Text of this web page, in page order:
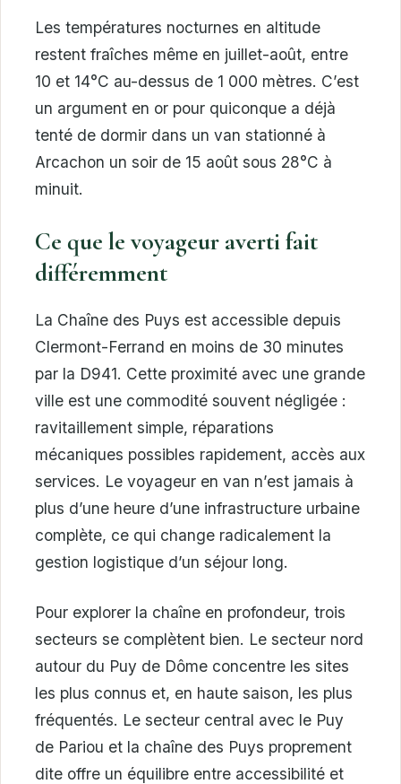
Les températures nocturnes en altitude
restent fraîches même en juillet-août, entre
10 et 14°C au-dessus de 1 000 mètres. C’est
un argument en or pour quiconque a déjà
tenté de dormir dans un van stationné à
Arcachon un soir de 15 août sous 28°C à
minuit.
Ce que le voyageur averti fait
différemment
La Chaîne des Puys est accessible depuis
Clermont-Ferrand en moins de 30 minutes
par la D941. Cette proximité avec une grande
ville est une commodité souvent négligée :
ravitaillement simple, réparations
mécaniques possibles rapidement, accès aux
services. Le voyageur en van n’est jamais à
plus d’une heure d’une infrastructure urbaine
complète, ce qui change radicalement la
gestion logistique d’un séjour long.
Pour explorer la chaîne en profondeur, trois
secteurs se complètent bien. Le secteur nord
autour du Puy de Dôme concentre les sites
les plus connus et, en haute saison, les plus
fréquentés. Le secteur central avec le Puy
de Pariou et la chaîne des Puys proprement
dite offre un équilibre entre accessibilité et